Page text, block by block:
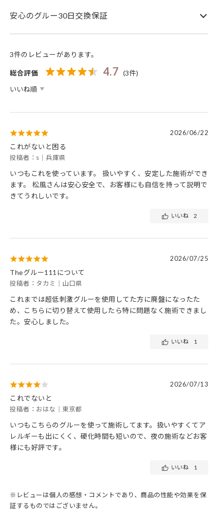
安心のグルー30日交換保証
3件のレビューがあります。
総合評価 4.7 (3件)
2026/06/22
これがないと困る
投稿者：s｜兵庫県
いつもこれを使っています。 扱いやすく、安定した施術ができ
ます。 松風さんは安心安全で、お客様にも自信を持って説明で
きてうれしいです。
いいね 2
2026/07/25
Theグルー111について
投稿者：タカミ｜山口県
これまでは超低刺激グルーを使用してた方に廃盤になったた
め、こちらに切り替えて使用したら特に問題なく施術できまし
た。安心しました。
いいね 1
2026/07/13
これでないと
投稿者：おはな｜東京都
いつもこちらのグルーを使って施術してます。扱いやすくてア
レルギーも出にくく、硬化時間も短いので、夜の施術などお客
様にも好評です。
いいね 1
※レビューは個人の感想・コメントであり、商品の性能や効果を保
証するものではございません。